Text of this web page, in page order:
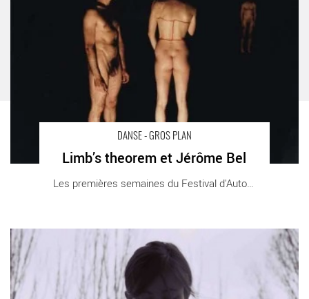
DANSE - GROS PLAN
Limb’s theorem et Jérôme Bel
Les premières semaines du Festival d'Automne [...]
Sujets à Vif - Critique sortie Avignon / 2010